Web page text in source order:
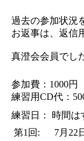
過去の参加状況
お返事は、返信
真澄会会員でし
参加費：1000円
練習用CD代：
練習日：
時間は
第1回:
7月22